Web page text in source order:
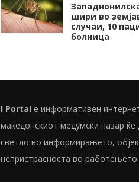
шири во
случаи, 10
болница
I Portal е информативен
македонскиот медумски пазар
светло во информирањето,
непристрасноста во